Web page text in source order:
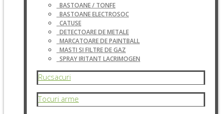
BASTOANE / TONFE
BASTOANE ELECTROSOC
CATUSE
DETECTOARE DE METALE
MARCATOARE DE PAINTBALL
MASTI SI FILTRE DE GAZ
SPRAY IRITANT LACRIMOGEN
Rucsacuri
Tocuri arme